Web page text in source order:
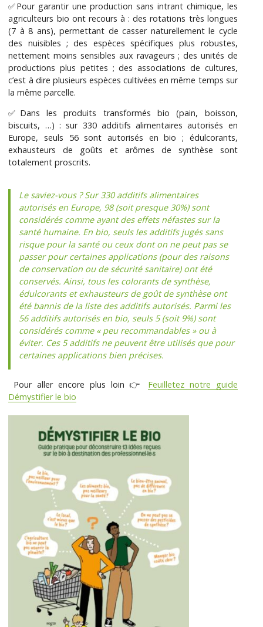
✅Pour garantir une production sans intrant chimique, les
agriculteurs bio ont recours à : des rotations très longues
(7 à 8 ans), permettant de casser naturellement le cycle
des nuisibles ; des espèces spécifiques plus robustes,
nettement moins sensibles aux ravageurs ; des unités de
productions plus petites ; des associations de cultures,
c’est à dire plusieurs espèces cultivées en même temps sur
la même parcelle.
✅Dans les produits transformés bio (pain, boisson,
biscuits, …) : sur 330 additifs alimentaires autorisés en
Europe, seuls 56 sont autorisés en bio ; édulcorants,
exhausteurs de goûts et arômes de synthèse sont
totalement proscrits.
Le saviez-vous ? Sur 330 additifs alimentaires
autorisés en Europe, 98 (soit presque 30%) sont
considérés comme ayant des effets néfastes sur la
santé humaine. En bio, seuls les additifs jugés sans
risque pour la santé ou ceux dont on ne peut pas se
passer pour certaines applications (pour des raisons
de conservation ou de sécurité sanitaire) ont été
conservés. Ainsi, tous les colorants de synthèse,
édulcorants et exhausteurs de goût de synthèse ont
été bannis de la liste des additifs autorisés. Parmi les
56 additifs autorisés en bio, seuls 5 (soit 9%) sont
considérés comme « peu recommandables » ou à
éviter. Ces 5 additifs ne peuvent être utilisés que pour
certaines applications bien précises.
Pour aller encore plus loin 👉 Feuilletez notre guide
Démystifier le bio